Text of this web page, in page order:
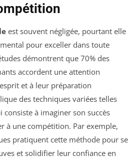
est souvent négligée, pourtant elle
pour exceller dans toute
démontrent que 70% des
accordent une attention
et à leur préparation
des techniques variées telles
consiste à imaginer son succès
à une compétition. Par exemple,
pratiquent cette méthode pour se
et solidifier leur confiance en